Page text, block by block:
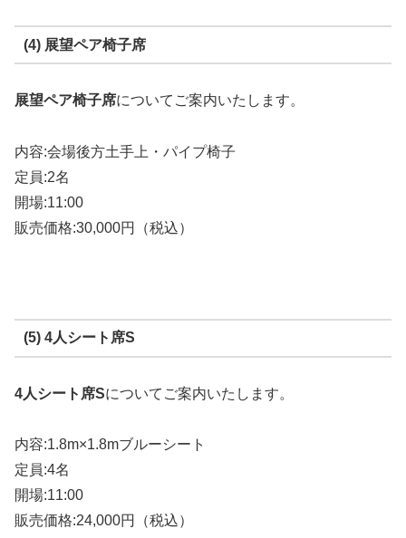
(4) 展望ペア椅子席
展望ペア椅子席についてご案内いたします。
内容:会場後方土手上・パイプ椅子
定員:2名
開場:11:00
販売価格:30,000円（税込）
(5) 4人シート席S
4人シート席Sについてご案内いたします。
内容:1.8m×1.8mブルーシート
定員:4名
開場:11:00
販売価格:24,000円（税込）